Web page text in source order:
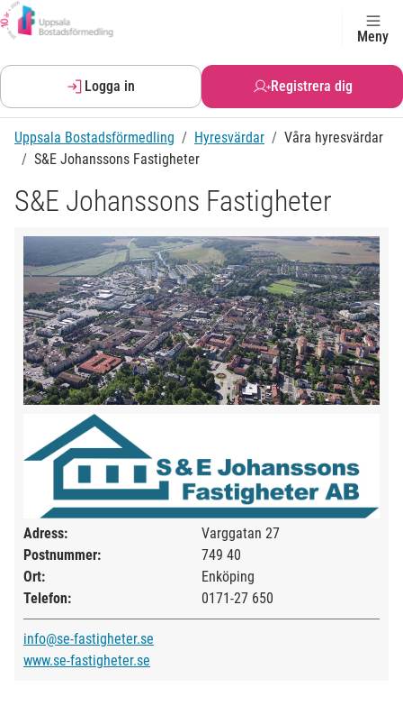
Meny
Logga in Registrera dig
Uppsala Bostadsförmedling Hyresvärdar
Våra hyresvärdar
S&E Johanssons Fastigheter
S&E Johanssons Fastigheter
Adress:
Varggatan 27
Postnummer:
749 40
Ort:
Enköping
Telefon:
0171-27 650
info@se-fastigheter.se
www.se-fastigheter.se